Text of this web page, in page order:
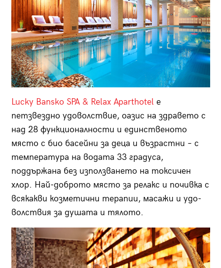
Lucky Bansko SPA & Relax Aparthotel е
петзвездно удоволствие, оазис на здравето с
над 28 функционалности и единственото
място с био басейни за деца и възрастни – с
температура на водата 33 градуса,
поддържана без използването на токсичен
хлор. Най-доброто място за релакс и почивка с
всякакви козметични терапии, масажи и удо-
волствия за душата и тялото.